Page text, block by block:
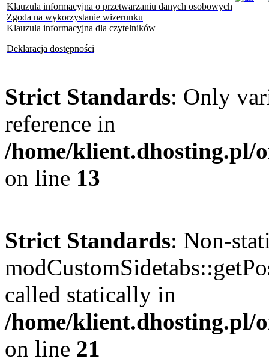
Klauzula informacyjna o przetwarzaniu danych osobowych
Zgoda na wykorzystanie wizerunku
Klauzula informacyjna dla czytelników
Deklaracja dostępności
Strict Standards: Only
reference in
/home/klient.dhosting.pl/
on line 13
Strict Standards: Non-
called statically in
/home/klient.dhosting.pl/
on line 21